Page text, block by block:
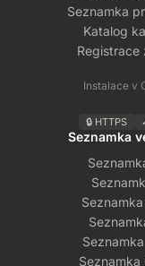
Seznamka
Katalog
Registrace
Instalace v
🔒 HTTPS
Seznamka
Seznamka